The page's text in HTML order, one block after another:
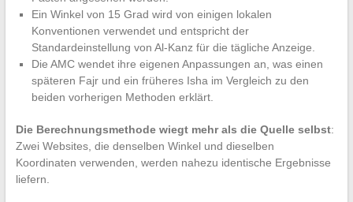
Ein Winkel von 15 Grad wird von einigen lokalen
Konventionen verwendet und entspricht der
Standardeinstellung von Al-Kanz für die tägliche Anzeige.
Die AMC wendet ihre eigenen Anpassungen an, was einen
späteren Fajr und ein früheres Isha im Vergleich zu den
beiden vorherigen Methoden erklärt.
Die Berechnungsmethode wiegt mehr als die Quelle selbst:
Zwei Websites, die denselben Winkel und dieselben
Koordinaten verwenden, werden nahezu identische Ergebnisse
liefern.